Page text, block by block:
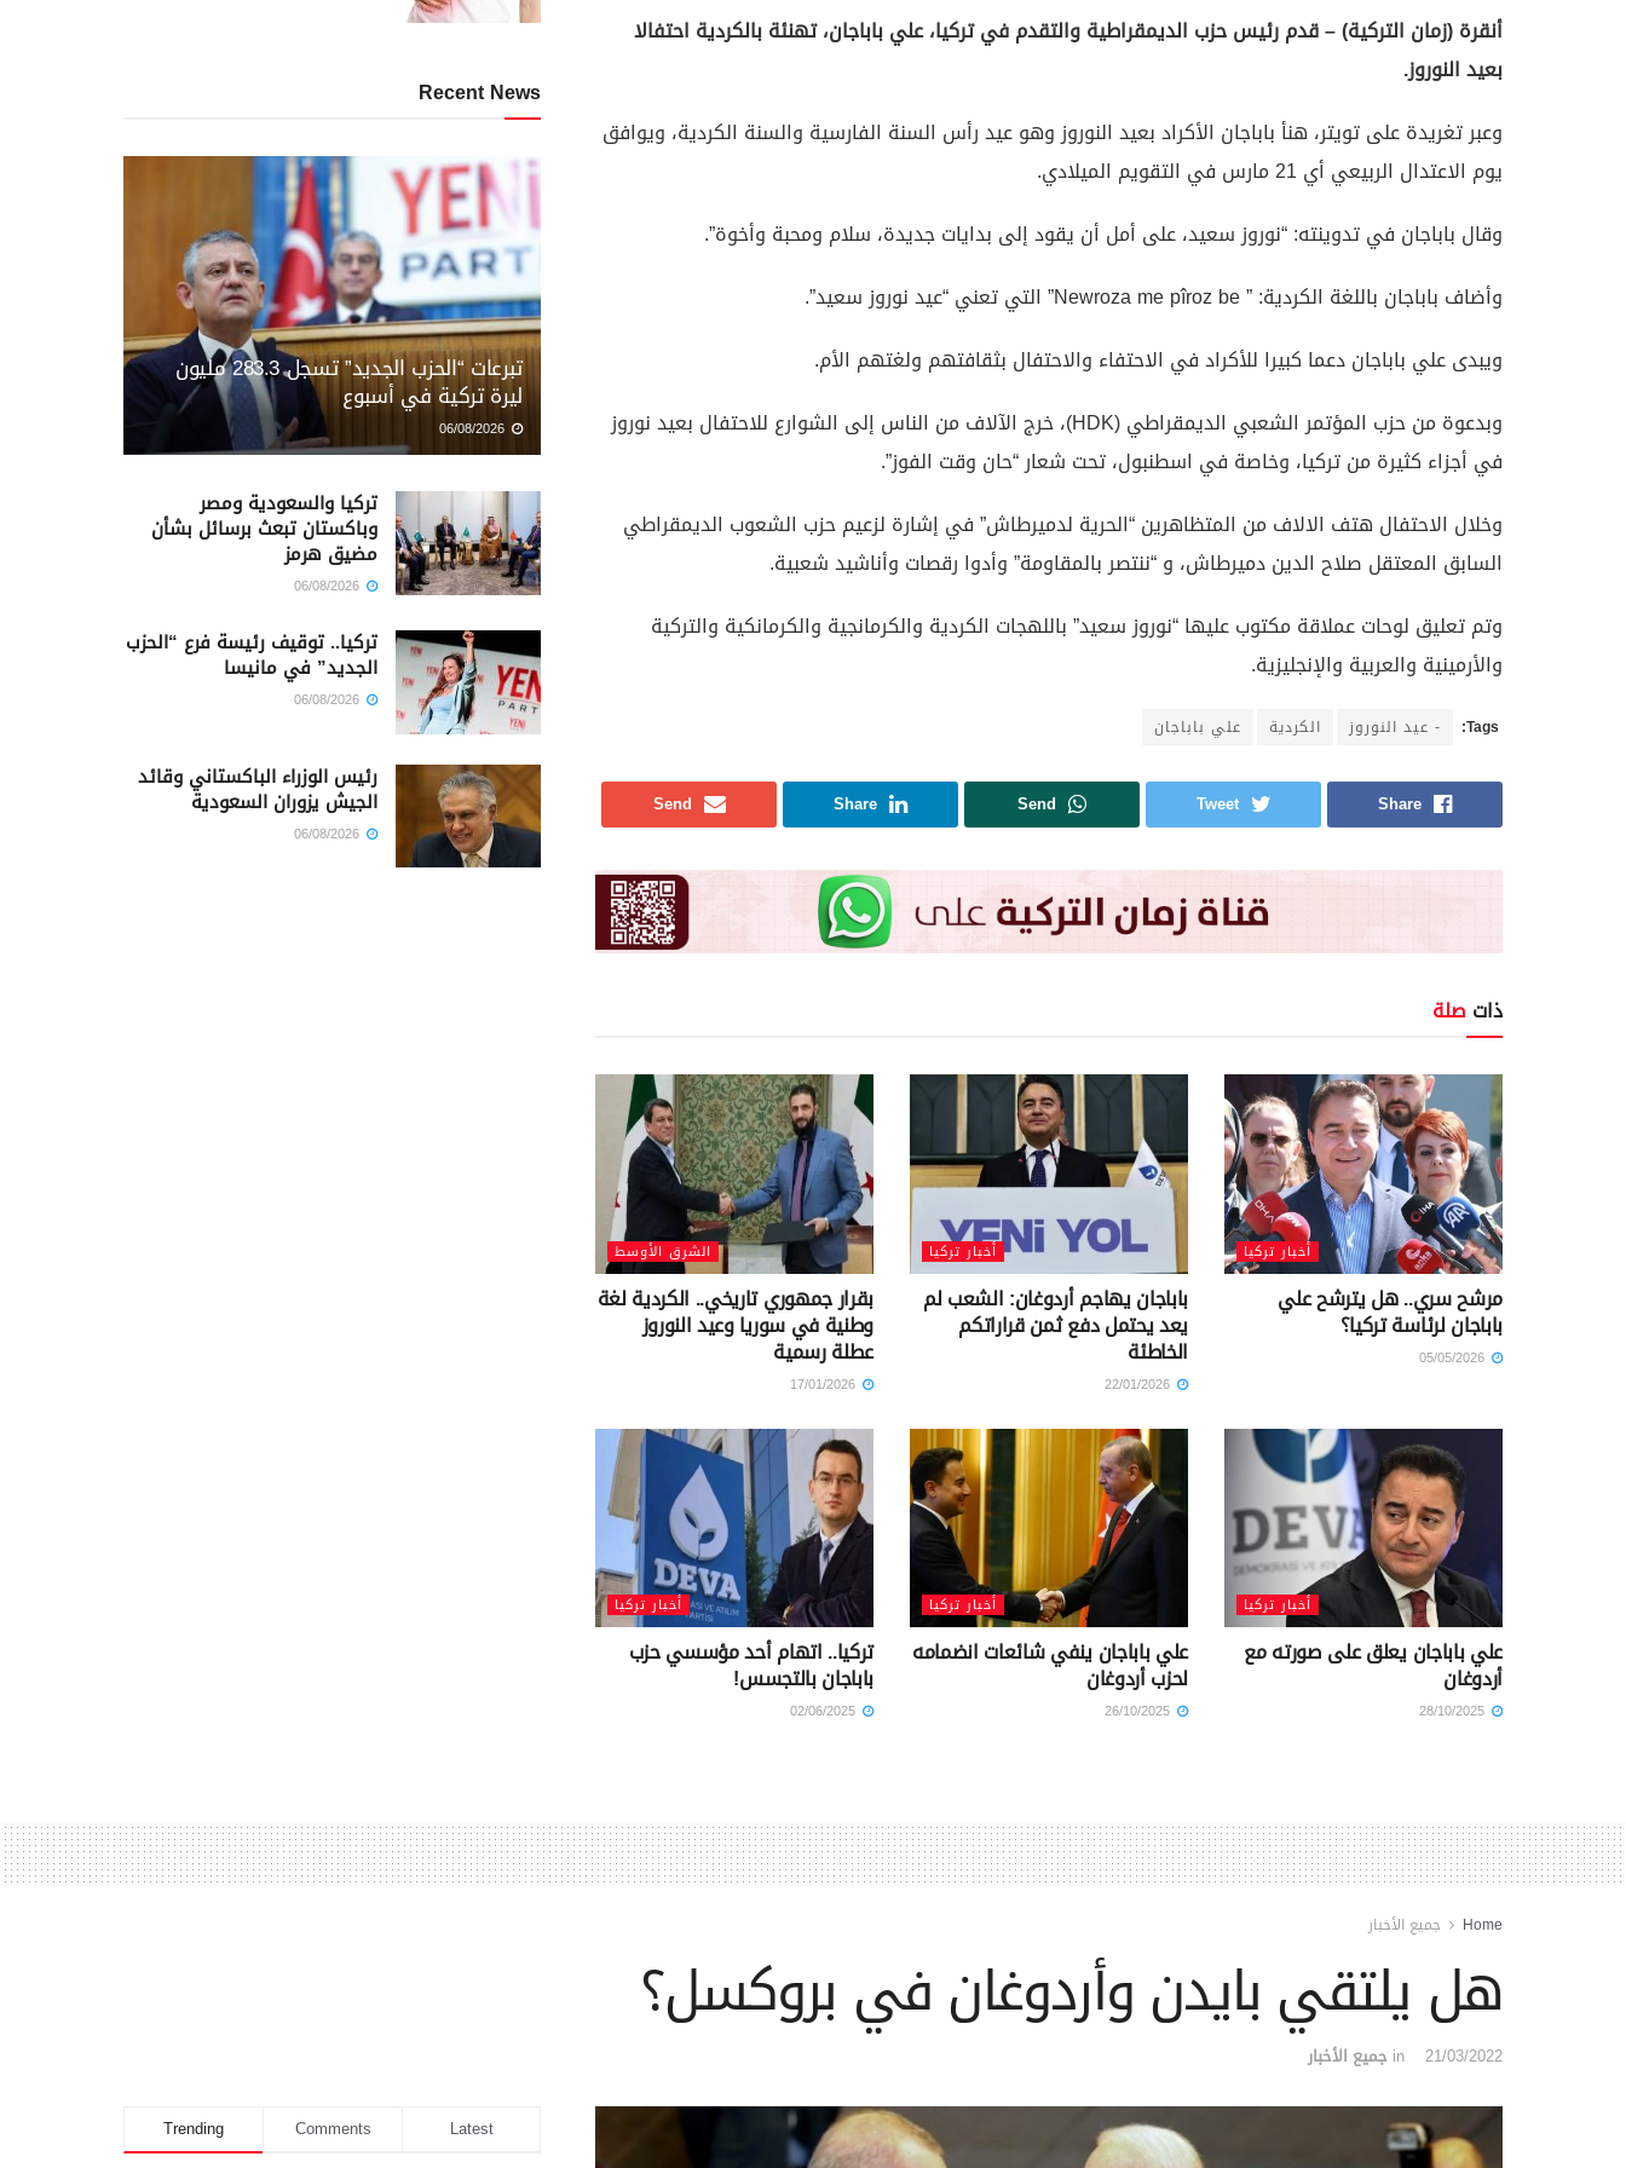
أنقرة (زمان التركية) – قدم رئيس حزب الديمقراطية والتقدم في تركيا، علي باباجان، تهنئة بالكردية احتفالا
بعيد النوروز.
وعبر تغريدة على تويتر، هنأ باباجان الأكراد بعيد النوروز وهو عيد رأس السنة الفارسية والسنة الكردية، ويوافق
يوم الاعتدال الربيعي أي 21 مارس في التقويم الميلادي.
وقال باباجان في تدوينته: “نوروز سعيد، على أمل أن يقود إلى بدايات جديدة، سلام ومحبة وأخوة”.
وأضاف باباجان باللغة الكردية: ” Newroza me pîroz be” التي تعني “عيد نوروز سعيد”.
ويبدى علي باباجان دعما كبيرا للأكراد في الاحتفاء والاحتفال بثقافتهم ولغتهم الأم.
وبدعوة من حزب المؤتمر الشعبي الديمقراطي (HDK)، خرج الآلاف من الناس إلى الشوارع للاحتفال بعيد نوروز
في أجزاء كثيرة من تركيا، وخاصة في اسطنبول، تحت شعار “حان وقت الفوز”.
وخلال الاحتفال هتف الالاف من المتظاهرين “الحرية لدميرطاش” في إشارة لزعيم حزب الشعوب الديمقراطي
السابق المعتقل صلاح الدين دميرطاش، و “ننتصر بالمقاومة” وأدوا رقصات وأناشيد شعبية.
وتم تعليق لوحات عملاقة مكتوب عليها “نوروز سعيد” باللهجات الكردية والكرمانجية والكرمانكية والتركية
والأرمينية والعربية والإنجليزية.
Tags: - عيد النوروز الكردية علي باباجان
Share
Tweet
Send
Share
Send
ذات صلة
أخبار تركيا
مرشح سري.. هل يترشح علي
باباجان لرئاسة تركيا؟
أخبار تركيا
باباجان يهاجم أردوغان: الشعب لم
يعد يحتمل دفع ثمن قراراتكم
الخاطئة
الشرق الأوسط
بقرار جمهوري تاريخي.. الكردية لغة
وطنية في سوريا وعيد النوروز
عطلة رسمية
أخبار تركيا
علي باباجان يعلق على صورته مع
أردوغان
أخبار تركيا
علي باباجان ينفي شائعات انضمامه
لحزب أردوغان
أخبار تركيا
تركيا.. اتهام أحد مؤسسي حزب
باباجان بالتجسس!
Recent News
تبرعات “الحزب الجديد” تسجل 283.3 مليون
ليرة تركية في أسبوع
تركيا والسعودية ومصر
وباكستان تبعث برسائل بشأن
مضيق هرمز
تركيا.. توقيف رئيسة فرع “الحزب
الجديد” في مانيسا
رئيس الوزراء الباكستاني وقائد
الجيش يزوران السعودية
Home جميع الأخبار
هل يلتقي بايدن وأردوغان في بروكسل؟
21/03/2022
in جميع الأخبار
Trending Comments Latest